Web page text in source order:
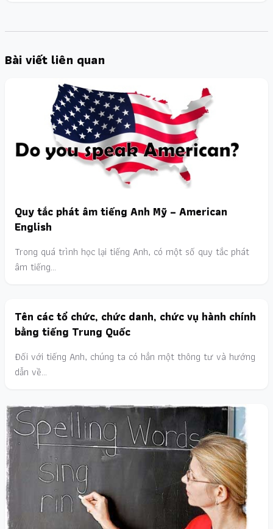
Bài viết liên quan
Quy tắc phát âm tiếng Anh Mỹ – American
English
Trong quá trình học lại tiếng Anh, có một số quy tắc phát
âm tiếng…
Tên các tổ chức, chức danh, chức vụ hành chính
bằng tiếng Trung Quốc
Đối với tiếng Anh, chúng ta có hẳn một thông tư và hướng
dẫn về…